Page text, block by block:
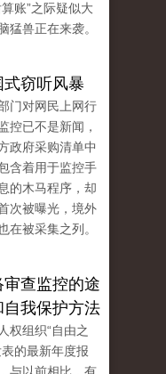
算账”之际疑似大
猛兽正在来袭。
式窃听风暴
门对网民上网行
控已不是新闻，
政府采购清单中
含着用于监控手
的木马程序，却
次被曝光，境外
在被采集之列。
审查监控的途
自我保护方法
权组织“自由之
表的最新年度报